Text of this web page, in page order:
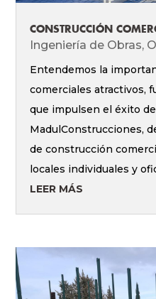
CONSTRUCCIÓN
Ingeniería de Obras,
Entendemos la
comerciales atractivos,
que impulsen el éxito
MadulConstrucciones,
de construcción
locales individuales y
LEER MÁS